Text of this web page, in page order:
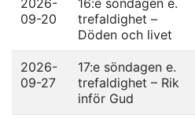
2026-
09-20
16:e söndagen e.
trefaldighet –
Döden och livet
2026-
09-27
17:e söndagen e.
trefaldighet – Rik
inför Gud